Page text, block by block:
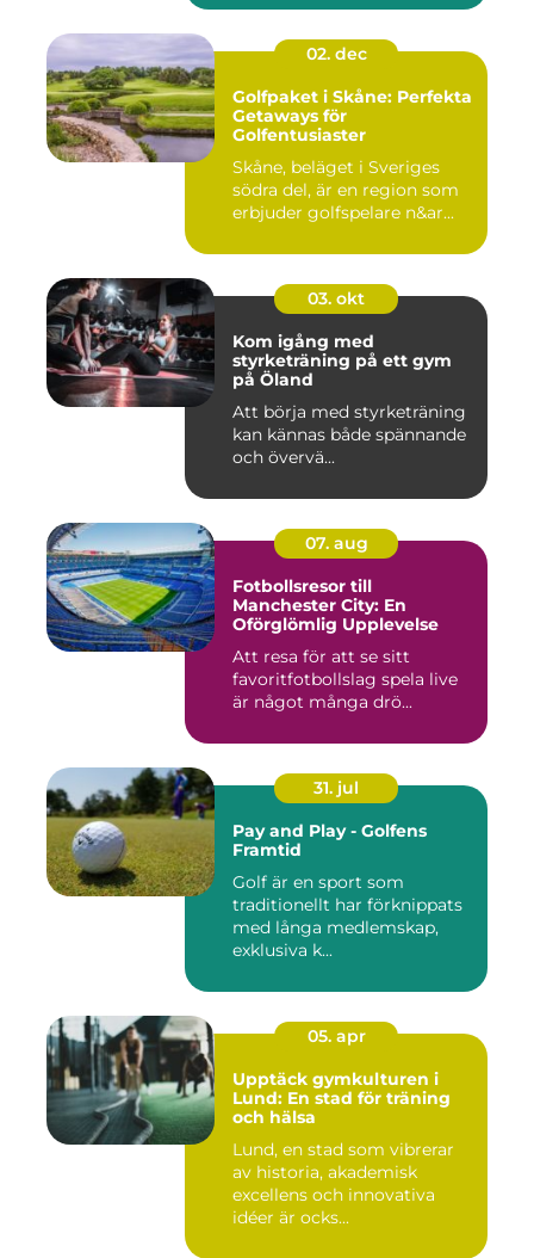
02. dec
Golfpaket i Skåne: Perfekta
Getaways för
Golfentusiaster
Skåne, beläget i Sveriges
södra del, är en region som
erbjuder golfspelare n&ar...
03. okt
Kom igång med
styrketräning på ett gym
på Öland
Att börja med styrketräning
kan kännas både spännande
och övervä...
07. aug
Fotbollsresor till
Manchester City: En
Oförglömlig Upplevelse
Att resa för att se sitt
favoritfotbollslag spela live
är något många drö...
31. jul
Pay and Play - Golfens
Framtid
Golf är en sport som
traditionellt har förknippats
med långa medlemskap,
exklusiva k...
05. apr
Upptäck gymkulturen i
Lund: En stad för träning
och hälsa
Lund, en stad som vibrerar
av historia, akademisk
excellens och innovativa
idéer är ocks...